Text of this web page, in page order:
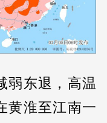
弱东退，高温
黄淮至江南一